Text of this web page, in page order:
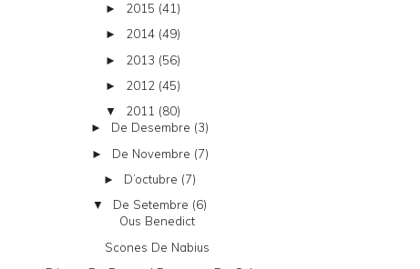
► 2015 (41)
► 2014 (49)
► 2013 (56)
► 2012 (45)
▼ 2011 (80)
► De Desembre (3)
► De Novembre (7)
► D’octubre (7)
▼ De Setembre (6)
Ous Benedict
Scones De Nabius